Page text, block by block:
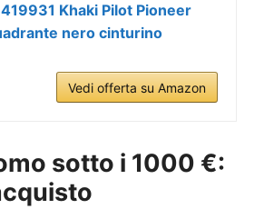
Khaki Pilot Pioneer
nero cinturino
Vedi offerta su Amazon
sotto i 1000 €: